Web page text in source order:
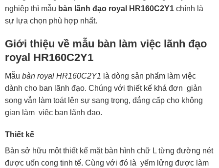
nghiệp thì mẫu bàn lãnh đạo royal HR160C2Y1 chính là
sự lựa chọn phù hợp nhất.
Giới thiệu về mẫu bàn làm việc lãnh đạo
royal HR160C2Y1
Mẫu bàn royal HR160C2Y1 là dòng sản phẩm làm việc
dành cho ban lãnh đạo. Chúng với thiết kế khá đơn giản
song vẫn làm toát lên sự sang trọng, đẳng cấp cho không
gian làm việc ban lãnh đạo.
Thiết kế
Bàn sở hữu một thiết kế mặt bàn hình chữ L từng đường nét
được uốn cong tinh tế. Cùng với đó là yếm lửng được làm